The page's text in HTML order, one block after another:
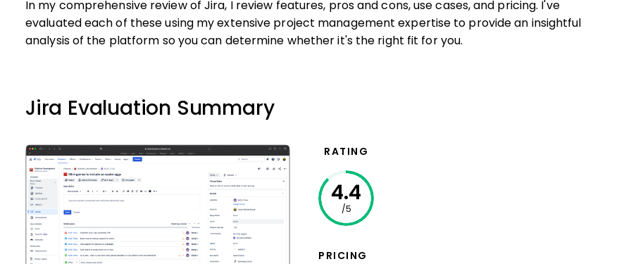
In my comprehensive review of Jira, I review features, pros and cons, use cases, and pricing. I've
evaluated each of these using my extensive project management expertise to provide an insightful
analysis of the platform so you can determine whether it's the right fit for you.
Jira Evaluation Summary
RATING
4.4
/5
PRICING